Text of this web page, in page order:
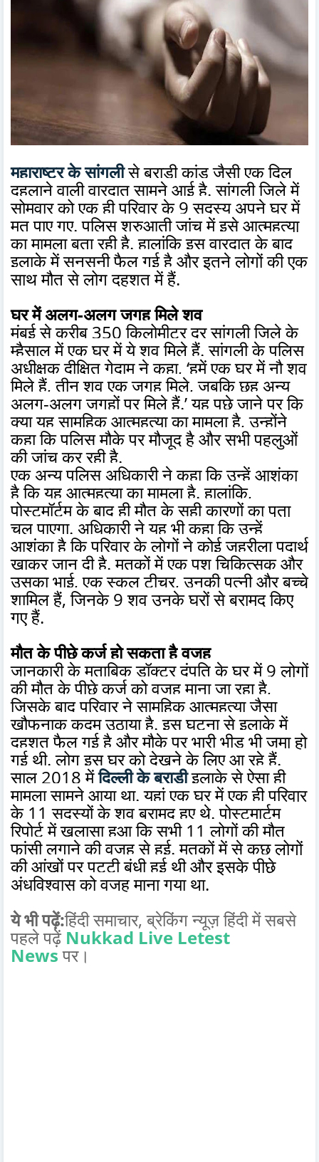
महाराष्ट्र के सांगलीसे बुराड़ी कांड जैसी एक दिल
दहलाने वाली वारदात सामने आई है. सांगली जिले में
सोमवार को एक ही परिवार के 9 सदस्य अपने घर में
मृत पाए गए. पुलिस शुरुआती जांच में इसे आत्महत्या
का मामला बता रही है. हालांकि इस वारदात के बाद
इलाके में सनसनी फैल गई है और इतने लोगों की एक
साथ मौत से लोग दहशत में हैं.
घर में अलग-अलग जगह मिले शव
मुंबई से करीब 350 किलोमीटर दूर सांगली जिले के
म्हैसाल में एक घर में ये शव मिले हैं. सांगली के पुलिस
अधीक्षक दीक्षित गेदाम ने कहा, ‘हमें एक घर में नौ शव
मिले हैं, तीन शव एक जगह मिले, जबकि छह अन्य
अलग-अलग जगहों पर मिले हैं.’ यह पूछे जाने पर कि
क्या यह सामूहिक आत्महत्या का मामला है, उन्होंने
कहा कि पुलिस मौके पर मौजूद है और सभी पहलुओं
की जांच कर रही है.
एक अन्य पुलिस अधिकारी ने कहा कि उन्हें आशंका
है कि यह आत्महत्या का मामला है. हालांकि,
पोस्टमॉर्टम के बाद ही मौत के सही कारणों का पता
चल पाएगा. अधिकारी ने यह भी कहा कि उन्हें
आशंका है कि परिवार के लोगों ने कोई जहरीला पदार्थ
खाकर जान दी है. मृतकों में एक पशु चिकित्सक और
उसका भाई, एक स्कूल टीचर, उनकी पत्नी और बच्चे
शामिल हैं, जिनके 9 शव उनके घरों से बरामद किए
गए हैं.
मौत के पीछे कर्ज हो सकता है वजह
जानकारी के मुताबिक डॉक्टर दंपति के घर में 9 लोगों
की मौत के पीछे कर्ज को वजह माना जा रहा है,
जिसके बाद परिवार ने सामूहिक आत्महत्या जैसा
खौफनाक कदम उठाया है. इस घटना से इलाके में
दहशत फैल गई है और मौके पर भारी भीड़ भी जमा हो
गई थी. लोग इस घर को देखने के लिए आ रहे हैं.
साल 2018 मेंदिल्ली के बुराड़ीइलाके से ऐसा ही
मामला सामने आया था. यहां एक घर में एक ही परिवार
के 11 सदस्यों के शव बरामद हुए थे. पोस्टमार्टम
रिपोर्ट में खुलासा हुआ कि सभी 11 लोगों की मौत
फांसी लगाने की वजह से हुई. मृतकों में से कुछ लोगों
की आंखों पर पट्टी बंधी हुई थी और इसके पीछे
अंधविश्वास को वजह माना गया था.
ये भी पढ़ें:हिंदी समाचार, ब्रेकिंग न्यूज़ हिंदी मेंसबसे
पहले पढ़ें Nukkad Live Letest
Newsपर।